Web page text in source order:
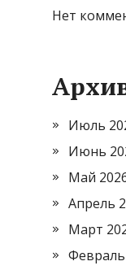
Нет
Июль
Июнь
Май
Апрель
Март
Февраль